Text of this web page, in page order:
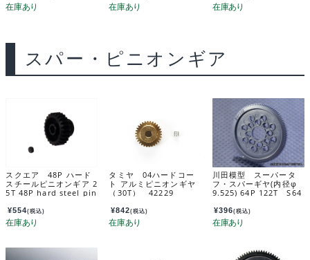
スパー・ピニオンギア
スクエア 48P ハード
スチールピニオンギア 2
5T 48P hard steel pin
5
¥554(税込)
タミヤ 04ハードコー
ト アルミピニオンギヤ
（30T） 42229
¥842(税込)
川田模型 スーパータ
フ・スパーギヤ(内径φ
9.525) 64P 122T S64
¥396(税込)